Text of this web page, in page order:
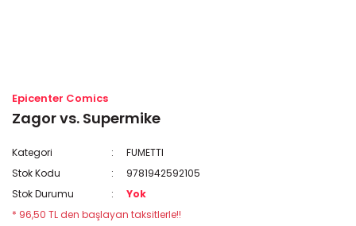
Epicenter Comics
Zagor vs. Supermike
Kategori
FUMETTI
Stok Kodu
9781942592105
Stok Durumu
Yok
* 96,50 TL den başlayan taksitlerle!!